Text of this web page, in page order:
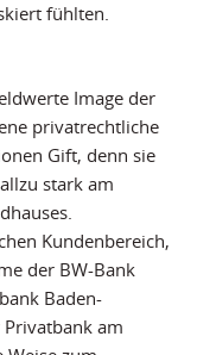
fühlten.
Image der
privatrechtliche
Gift, denn sie
stark am
Kundenbereich,
der BW-Bank
Baden-
am